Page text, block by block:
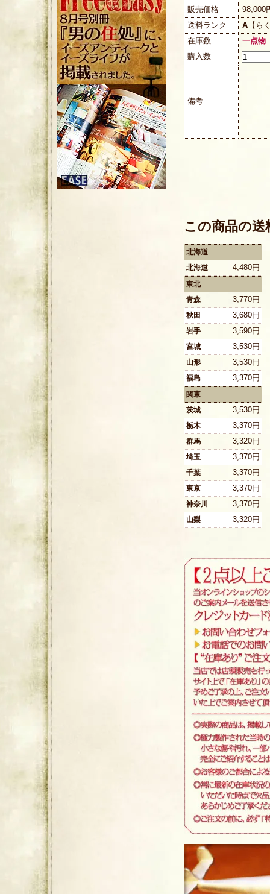
販売価格
98,000
送料ランク
A 【ら
在庫数
一点物
購入数
備考
この商品の
北海道
北海道
4,480円
東北
青森
3,770円
秋田 3,680円
岩手 3,590円
宮城 3,530円
山形 3,530円
福島 3,370円
関東
茨城
3,530円
栃木 3,370円
群馬 3,320円
埼玉 3,370円
千葉 3,370円
東京 3,370円
神奈川 3,370円
山梨 3,320円